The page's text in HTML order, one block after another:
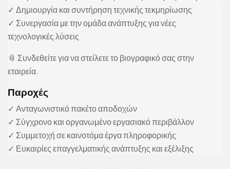
✓ Δημιουργία και συντήρηση τεχνικής τεκμηρίωσης
✓ Συνεργασία με την ομάδα ανάπτυξης για νέες
τεχνολογικές λύσεις
📎 Συνδεθείτε για να στείλετε το βιογραφικό σας στην
εταιρεία.
Παροχές
✓ Ανταγωνιστικό πακέτο αποδοχών
✓ Σύγχρονο και οργανωμένο εργασιακό περιβάλλον
✓ Συμμετοχή σε καινοτόμα έργα πληροφορικής
✓ Ευκαιρίες επαγγελματικής ανάπτυξης και εξέλιξης